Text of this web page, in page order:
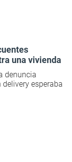
una vivienda
denuncia
esperaba